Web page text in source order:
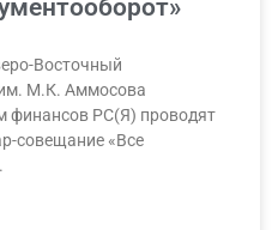
Восточный
М.К. Аммосова
финансов РС(Я) проводят
совещание «Все